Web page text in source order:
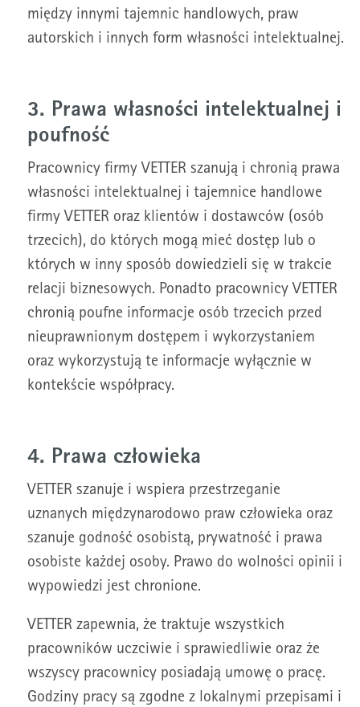
między innymi tajemnic handlowych, praw
autorskich i innych form własności intelektualnej.
3. Prawa własności intelektualnej i
poufność
Pracownicy firmy VETTER szanują i chronią prawa
własności intelektualnej i tajemnice handlowe
firmy VETTER oraz klientów i dostawców (osób
trzecich), do których mogą mieć dostęp lub o
których w inny sposób dowiedzieli się w trakcie
relacji biznesowych. Ponadto pracownicy VETTER
chronią poufne informacje osób trzecich przed
nieuprawnionym dostępem i wykorzystaniem
oraz wykorzystują te informacje wyłącznie w
kontekście współpracy.
4. Prawa człowieka
VETTER szanuje i wspiera przestrzeganie
uznanych międzynarodowo praw człowieka oraz
szanuje godność osobistą, prywatność i prawa
osobiste każdej osoby. Prawo do wolności opinii i
wypowiedzi jest chronione.
VETTER zapewnia, że traktuje wszystkich
pracowników uczciwie i sprawiedliwie oraz że
wszyscy pracownicy posiadają umowę o pracę.
Godziny pracy są zgodne z lokalnymi przepisami i